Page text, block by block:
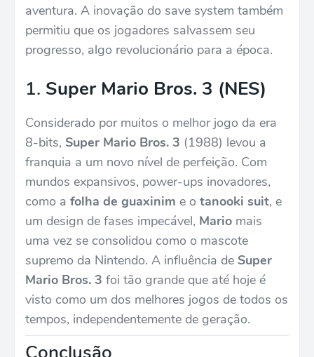
aventura. A inovação do save system também
permitiu que os jogadores salvassem seu
progresso, algo revolucionário para a época.
1. Super Mario Bros. 3 (NES)
Considerado por muitos o melhor jogo da era
8-bits, Super Mario Bros. 3 (1988) levou a
franquia a um novo nível de perfeição. Com
mundos expansivos, power-ups inovadores,
como a folha de guaxinim e o tanooki suit, e
um design de fases impecável, Mario mais
uma vez se consolidou como o mascote
supremo da Nintendo. A influência de Super
Mario Bros. 3 foi tão grande que até hoje é
visto como um dos melhores jogos de todos os
tempos, independentemente de geração.
Conclusão